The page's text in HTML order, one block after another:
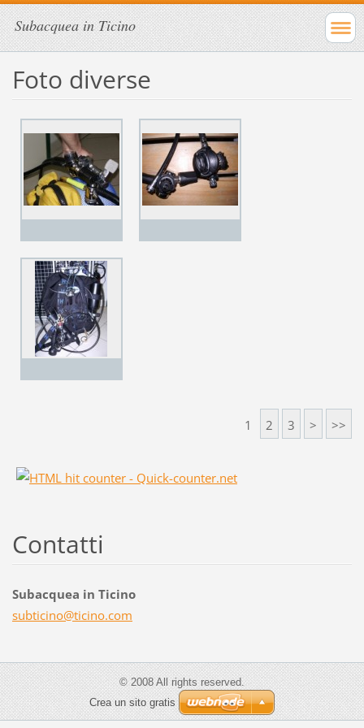
Subacquea in Ticino
Foto diverse
1 2 3 > >>
Contatti
Subacquea in Ticino
subticino@ticino.com
© 2008 All rights reserved.
Crea un sito gratis